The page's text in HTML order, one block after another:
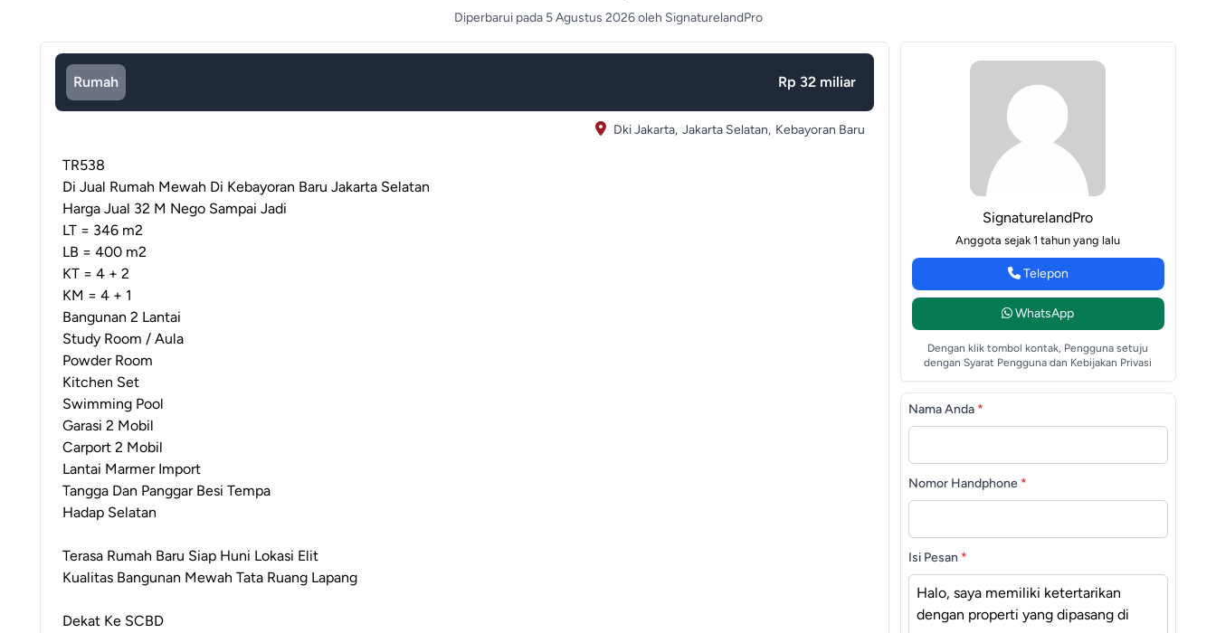
Diperbarui pada 5 Agustus 2026 oleh SignaturelandPro
Rumah Rp 32 miliar
Dki Jakarta, Jakarta Selatan, Kebayoran Baru
TR538
Di Jual Rumah Mewah Di Kebayoran Baru Jakarta Selatan
Harga Jual 32 M Nego Sampai Jadi
LT = 346 m2
LB = 400 m2
KT = 4 + 2
KM = 4 + 1
Bangunan 2 Lantai
Study Room / Aula
Powder Room
Kitchen Set
Swimming Pool
Garasi 2 Mobil
Carport 2 Mobil
Lantai Marmer Import
Tangga Dan Panggar Besi Tempa
Hadap Selatan
Terasa Rumah Baru Siap Huni Lokasi Elit
Kualitas Bangunan Mewah Tata Ruang Lapang
Dekat Ke SCBD
SignaturelandPro
Anggota sejak 1 tahun yang lalu
Telepon
WhatsApp
Dengan klik tombol kontak, Pengguna setuju
dengan Syarat Pengguna dan Kebijakan Privasi
Nama Anda *
Nomor Handphone *
Isi Pesan *